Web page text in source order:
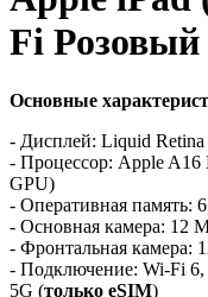
Fi Розовый
Основные
- Дисплей: Liquid
- Процессор: Apple
GPU)
- Оперативная память:
- Основная камера: 12
- Фронтальная камера:
- Подключение: Wi-Fi 6,
5G (только eSIM)